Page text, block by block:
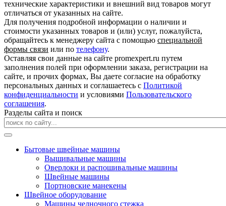
технические характеристики и внешний вид товаров могут
отличаться от указанных на сайте.
Для получения подробной информации о наличии и
стоимости указанных товаров и (или) услуг, пожалуйста,
обращайтесь к менеджеру сайта с помощью специальной
формы связи или по телефону.
Оставляя свои данные на сайте promexpert.ru путем
заполнения полей при оформлении заказа, регистрации на
сайте, и прочих формах, Вы даете согласие на обработку
персональных данных и соглашаетесь с Политикой
конфиденциальности и условиями Пользовательского
соглашения.
Разделы сайта и поиск
Бытовые швейные машины
Вышивальные машины
Оверлоки и распошивальные машины
Швейные машины
Портновские манекены
Швейное оборудование
Машины челночного стежка